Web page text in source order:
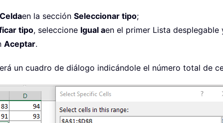
Celdaen la sección Seleccionar tipo;
tipo, seleccione Igual aen el primer Lista
Aceptar.
un cuadro de diálogo indicándole el número total de